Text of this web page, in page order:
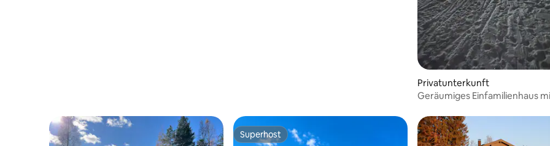
Privatunterkunft
Geräumiges Einfamilienhaus
Superhost
Superhost